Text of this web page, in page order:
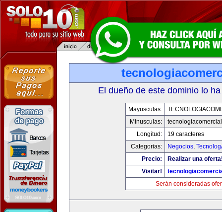
El dueño de este dominio lo
Mayusculas:
Minusculas:
Longitud:
19 caracteres
Categorias:
Negocios,
Precio:
Realizar una
Visitar!
Serán consideradas